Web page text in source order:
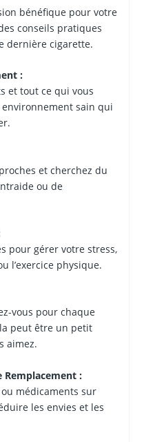
bénéfique pour votre
conseils pratiques
dernière cigarette.
:
et tout ce qui vous
sain qui
et cherchez du
ou de
pour gérer votre stress,
l’exercice physique.
vous pour chaque
peut être un petit
aimez.
Remplacement :
médicaments sur
les envies et les